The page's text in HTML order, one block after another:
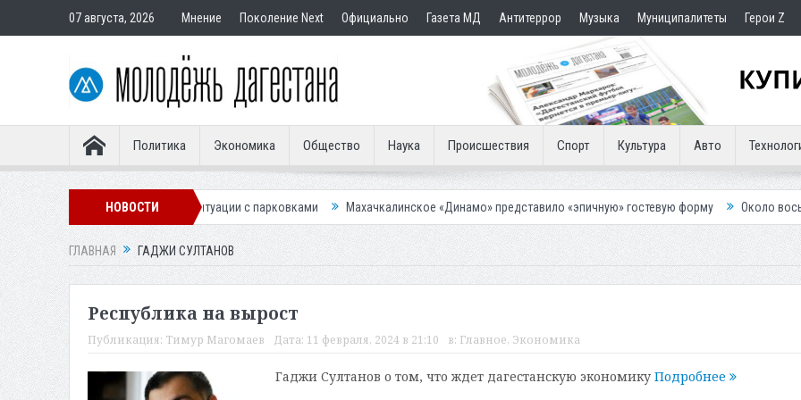
07 августа, 2026 Мнение Поколение Next Официально Газета МД Антитеррор Музыка Муниципалитеты Герои Z
Политика Экономика Общество Наука Происшествия Спорт Культура Авто
НОВОСТИ
для улучшения ситуации с парковками Махачкалинское «Динамо» представило «эпичную» гостевую форму Около восьми тысяч
ГЛАВНАЯ ГАДЖИ СУЛТАНОВ
Республика на вырост
Публикация: Тимур Магомаев Дата: 11 февраля, 2024 в 21:10 в: Главное, Экономика
Гаджи Султанов о том, что ждет дагестанскую экономику Подробнее